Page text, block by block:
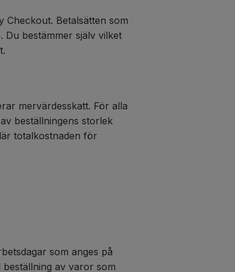
Checkout. Betalsätten som
Du bestämmer själv vilket
mervärdesskatt. För alla
beställningens storlek
totalkostnaden för
som anges på
beställning av varor som